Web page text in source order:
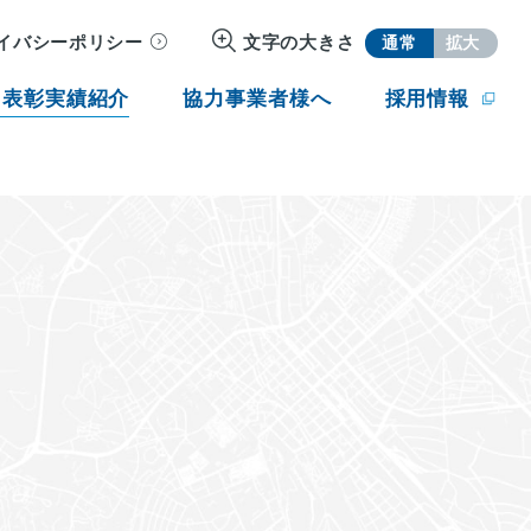
バシーポリシー 文字の大きさ 通常 拡大
彰実績紹介 協力事業者様へ 採用情報